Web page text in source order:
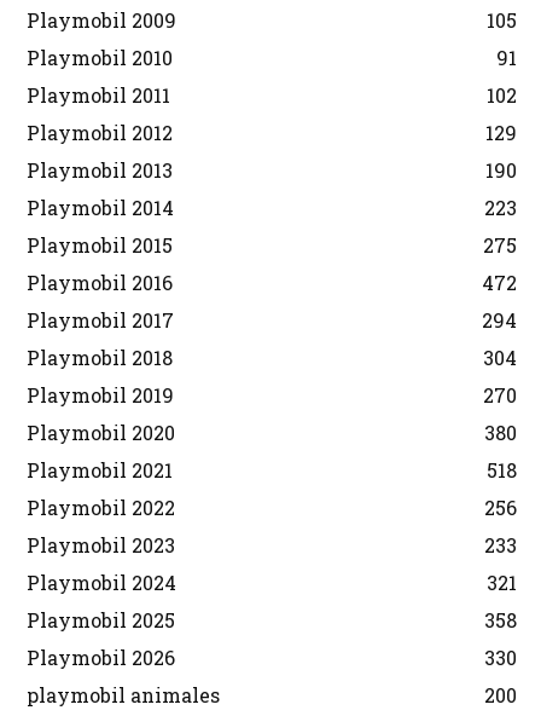
Playmobil 2009
105
Playmobil 2010
91
Playmobil 2011
102
Playmobil 2012
129
Playmobil 2013
190
Playmobil 2014
223
Playmobil 2015
275
Playmobil 2016
472
Playmobil 2017
294
Playmobil 2018
304
Playmobil 2019
270
Playmobil 2020
380
Playmobil 2021
518
Playmobil 2022
256
Playmobil 2023
233
Playmobil 2024
321
Playmobil 2025
358
Playmobil 2026
330
playmobil animales
200